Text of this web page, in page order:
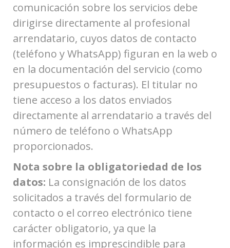
comunicación sobre los servicios debe
dirigirse directamente al profesional
arrendatario, cuyos datos de contacto
(teléfono y WhatsApp) figuran en la web o
en la documentación del servicio (como
presupuestos o facturas). El titular no
tiene acceso a los datos enviados
directamente al arrendatario a través del
número de teléfono o WhatsApp
proporcionados.
Nota sobre la obligatoriedad de los
datos: La consignación de los datos
solicitados a través del formulario de
contacto o el correo electrónico tiene
carácter obligatorio, ya que la
información es imprescindible para